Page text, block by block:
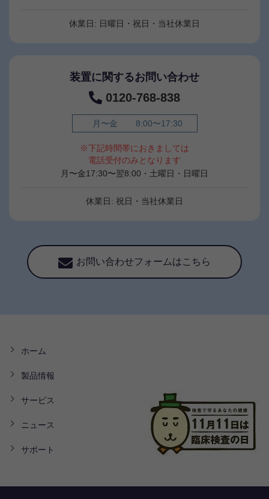
休業日: 日曜日・祝日・当社休業日
装置に関するお問い合わせ
0120-768-838
月〜金 8:00〜17:30
※下記時間帯におきましては
電話受付のみとなります
月〜金17:30〜翌8:00・土曜日・日曜日
休業日: 祝日・当社休業日
お問い合わせフォームはこちら
ホーム
製品情報
サービス
ニュース
サポート